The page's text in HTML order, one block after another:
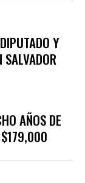
Y
SALVADOR
AÑOS DE
$179,000